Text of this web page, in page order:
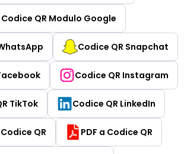
Codice QR Modulo Google
Codice QR Snapchat
Codice QR Instagram
TikTok Codice QR LinkedIn
QR PDF a Codice QR